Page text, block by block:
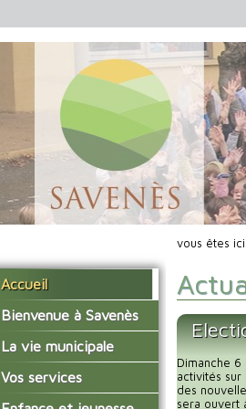
Accueil
Bienvenue à Savenès
Situer Savenès
Savenès en chiffre
L'histoire du village
La vie municipale
Vos élus
Les compte-rendus du
Vos services
La mairie
vous êtes
Dimanche
activités
des
sera ouvert